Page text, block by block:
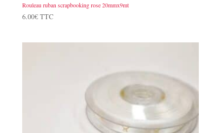
Rouleau ruban scrapbooking rose 20mmx9mt
6.00€ TTC